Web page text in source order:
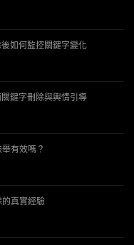
如何監控關鍵字變化
鍵字刪除與輿情引導
有效嗎？
的真實經驗